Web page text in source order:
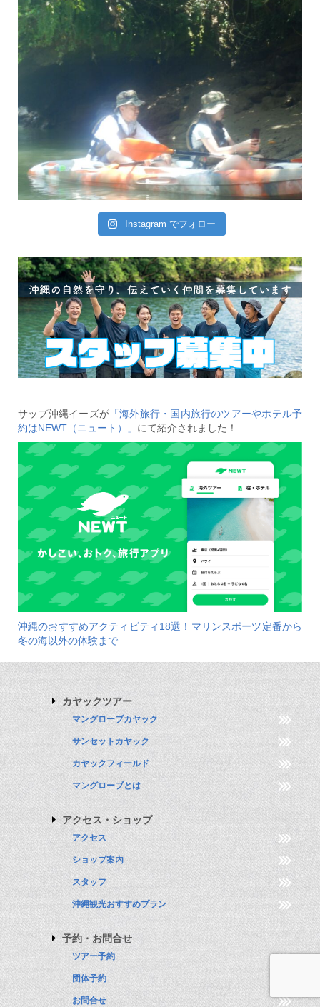
Instagram でフォロー
サップ沖縄イーズが 「海外旅行・国内旅行のツアーやホテル予
約はNEWT（ニュート）」 にて紹介されました！
沖縄のおすすめアクティビティ18選！マリンスポーツ定番から
冬の海以外の体験まで
カヤックツアー
マングローブカヤック
サンセットカヤック
カヤックフィールド
マングローブとは
アクセス・ショップ
アクセス
ショップ案内
スタッフ
沖縄観光おすすめプラン
予約・お問合せ
ツアー予約
団体予約
お問合せ